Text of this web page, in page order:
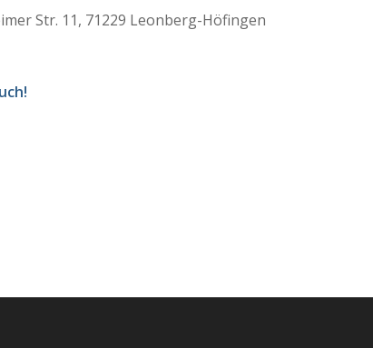
Str. 11, 71229 Leonberg-Höfingen